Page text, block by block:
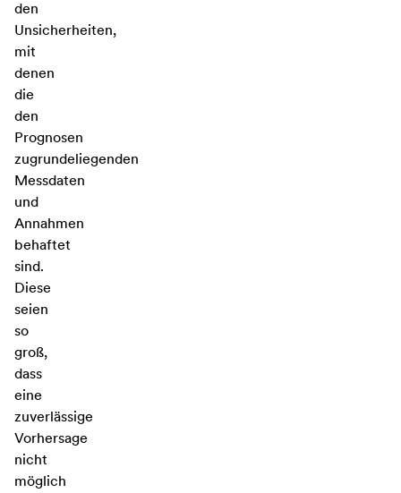
den
Unsicherheiten,
mit
denen
die
den
Prognosen
zugrundeliegenden
Messdaten
und
Annahmen
behaftet
sind.
Diese
seien
so
groß,
dass
eine
zuverlässige
Vorhersage
nicht
möglich